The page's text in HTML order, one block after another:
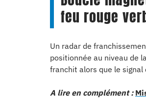
feu rouge
Un radar de
positionnée au niveau de
franchit alors que le signal
A lire en complément :